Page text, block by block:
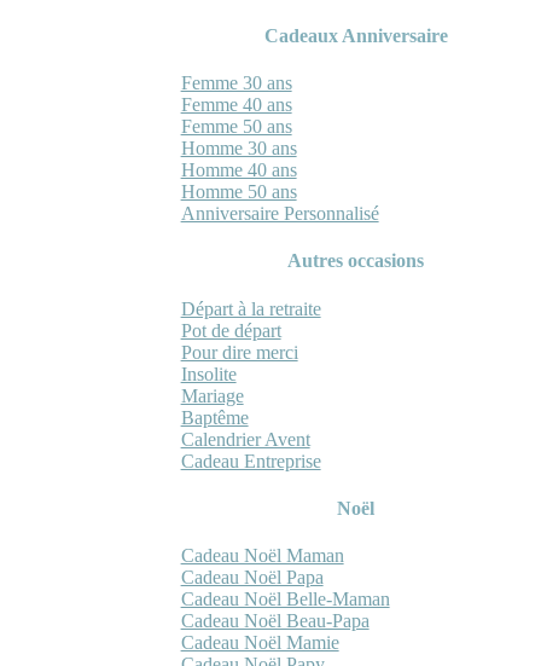
Cadeaux Anniversaire
Femme 30 ans
Femme 40 ans
Femme 50 ans
Homme 30 ans
Homme 40 ans
Homme 50 ans
Anniversaire Personnalisé
Autres occasions
Départ à la retraite
Pot de départ
Pour dire merci
Insolite
Mariage
Baptême
Calendrier Avent
Cadeau Entreprise
Noël
Cadeau Noël Maman
Cadeau Noël Papa
Cadeau Noël Belle-Maman
Cadeau Noël Beau-Papa
Cadeau Noël Mamie